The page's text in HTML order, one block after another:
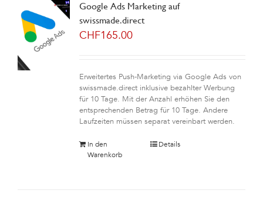
Google Ads Marketing auf
swissmade.direct
CHF165.00
Erweitertes Push-Marketing via Google Ads von
swissmade.direct inklusive bezahlter Werbung
für 10 Tage. Mit der Anzahl erhöhen Sie den
entsprechenden Betrag für 10 Tage. Andere
Laufzeiten müssen separat vereinbart werden.
In den
Warenkorb
Details